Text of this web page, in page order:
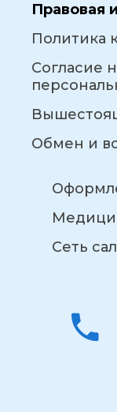
Правовая
Политика
Согласие
Обмен и
Сеть